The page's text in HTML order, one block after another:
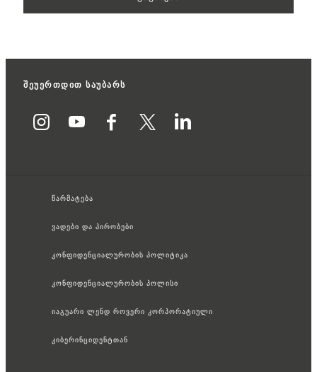
შეუერთდით საუბარს
წარმატება
ვადები და პირობები
კონფიდენციალურობის პოლიტიკა
კონფიდენციალურობის პოლისი
იაგუარი ლენდ როვერი კორპორატიული
კიბერინციდენტთან